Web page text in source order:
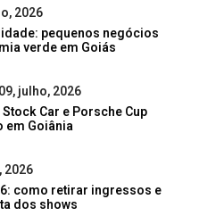
2026
pequenos negócios
verde em Goiás
09, julho, 2026
Car e Porsche Cup
em Goiânia
2026
como retirar ingressos e
dos shows